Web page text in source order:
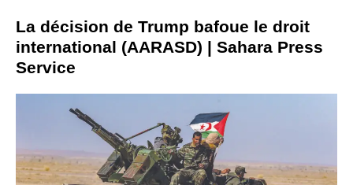
La décision de Trump bafoue le droit
international (AARASD) | Sahara Press
Service